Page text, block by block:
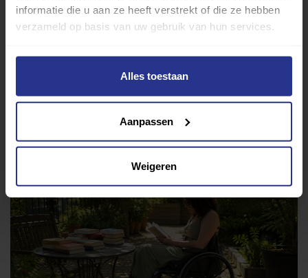
informatie die u aan ze heeft verstrekt of die ze hebben
verzameld op basis van uw gebruik van hun services.
Alles toestaan
Aanpassen
Weigeren
Ervaringen Esports Gezondheid Inspiratie
Tips & tricks
Terug naar nieuwsoverzicht
Aanbevolen berichten